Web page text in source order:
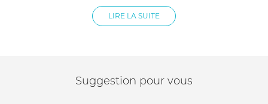
Canopy pare-soleil XXL UPF50+
Appui-tête réglable en 12 positions
Inserts en mesh 3D
Dimensions : 64,5-75 x 44 x 38-60 cm
Âge : De la naissance à 24 mois environ
LIRE LA SUITE
Suggestion pour vous